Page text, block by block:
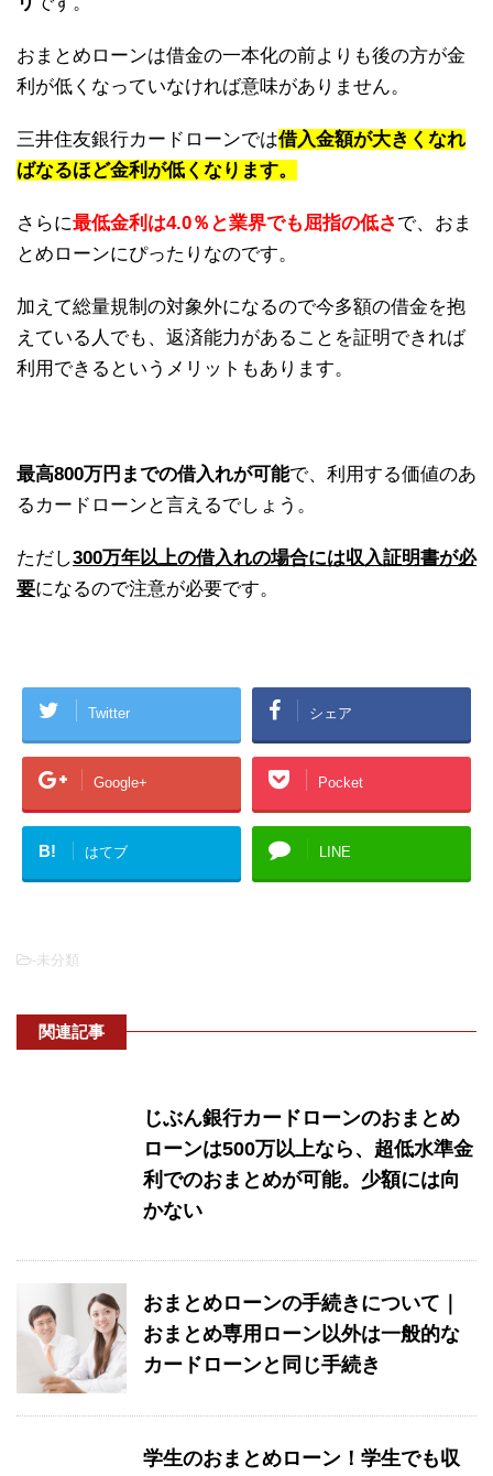
おまとめローンは借金の一本化の前よりも後の方が金
利が低くなっていなければ意味がありません。
三井住友銀行カードローンでは借入金額が大きくなれ
ばなるほど金利が低くなります。
さらに最低金利は4.0％と業界でも屈指の低さで、おま
とめローンにぴったりなのです。
加えて総量規制の対象外になるので今多額の借金を抱
えている人でも、返済能力があることを証明できれば
利用できるというメリットもあります。
最高800万円までの借入れが可能で、利用する価値のあ
るカードローンと言えるでしょう。
ただし300万年以上の借入れの場合には収入証明書が必
要になるので注意が必要です。
Twitter シェア
Google+ Pocket
B! はてブ LINE
-未分類
関連記事
じぶん銀行カードローンのおまとめ
ローンは500万以上なら、超低水準金
利でのおまとめが可能。少額には向
かない
おまとめローンの手続きについて｜
おまとめ専用ローン以外は一般的な
カードローンと同じ手続き
学生のおまとめローン！学生でも収